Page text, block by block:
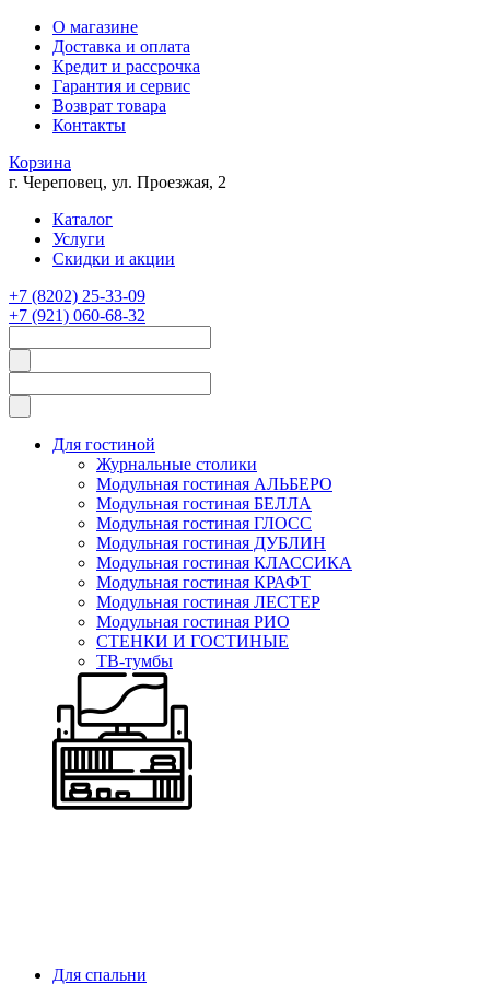
О магазине
Доставка и оплата
Кредит и рассрочка
Гарантия и сервис
Возврат товара
Контакты
Корзина
г. Череповец, ул. Проезжая, 2
Каталог
Услуги
Скидки и акции
+7 (8202) 25-33-09
+7 (921) 060-68-32
Для гостиной
Журнальные столики
Модульная гостиная АЛЬБЕРО
Модульная гостиная БЕЛЛА
Модульная гостиная ГЛОСС
Модульная гостиная ДУБЛИН
Модульная гостиная КЛАССИКА
Модульная гостиная КРАФТ
Модульная гостиная ЛЕСТЕР
Модульная гостиная РИО
СТЕНКИ И ГОСТИНЫЕ
ТВ-тумбы
Для спальни